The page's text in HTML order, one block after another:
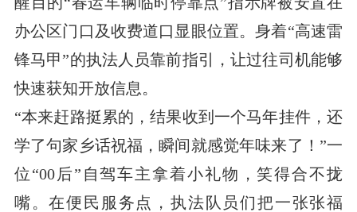
办公区门口及收费道口显眼位置。身着“高速雷
锋马甲”的执法人员靠前指引，让过往司机能够
快速获知开放信息。
“本来赶路挺累的，结果收到一个马年挂件，还
学了句家乡话祝福，瞬间就感觉年味来了！”一
位“00后”自驾车主拿着小礼物，笑得合不拢
嘴。在便民服务点，执法队员们把一张张福